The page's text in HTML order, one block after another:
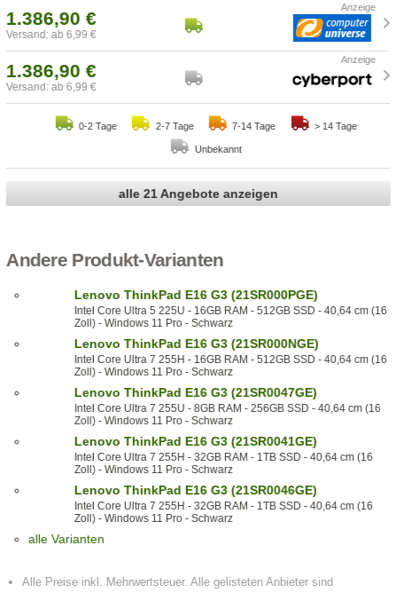
1.386,90 €
Versand: ab 6,99 €
1.386,90 €
Versand: ab 6,99 €
0-2 Tage 2-7 Tage 7-14 Tage > 14 Tage
Unbekannt
alle 21 Angebote anzeigen
Andere Produkt-Varianten
Lenovo ThinkPad E16 G3 (21SR000PGE)
Intel Core Ultra 5 225U - 16GB RAM - 512GB SSD - 40,64 cm (16
Zoll) - Windows 11 Pro - Schwarz
Lenovo ThinkPad E16 G3 (21SR000NGE)
Intel Core Ultra 7 255H - 16GB RAM - 512GB SSD - 40,64 cm (16
Zoll) - Windows 11 Pro - Schwarz
Lenovo ThinkPad E16 G3 (21SR0047GE)
Intel Core Ultra 7 255U - 8GB RAM - 256GB SSD - 40,64 cm (16
Zoll) - Windows 11 Pro - Schwarz
Lenovo ThinkPad E16 G3 (21SR0041GE)
Intel Core Ultra 7 255H - 32GB RAM - 1TB SSD - 40,64 cm (16
Zoll) - Windows 11 Pro - Schwarz
Lenovo ThinkPad E16 G3 (21SR0046GE)
Intel Core Ultra 7 255H - 32GB RAM - 1TB SSD - 40,64 cm (16
Zoll) - Windows 11 Pro - Schwarz
alle Varianten